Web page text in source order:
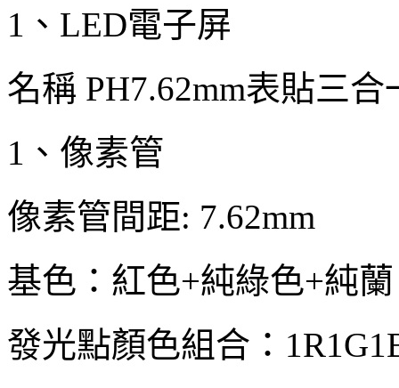
1、LED電子屏
名稱 PH7.62mm表貼三
1、像素管
像素管間距: 7.62mm
基色：紅色+純綠色+純蘭
發光點顏色組合：